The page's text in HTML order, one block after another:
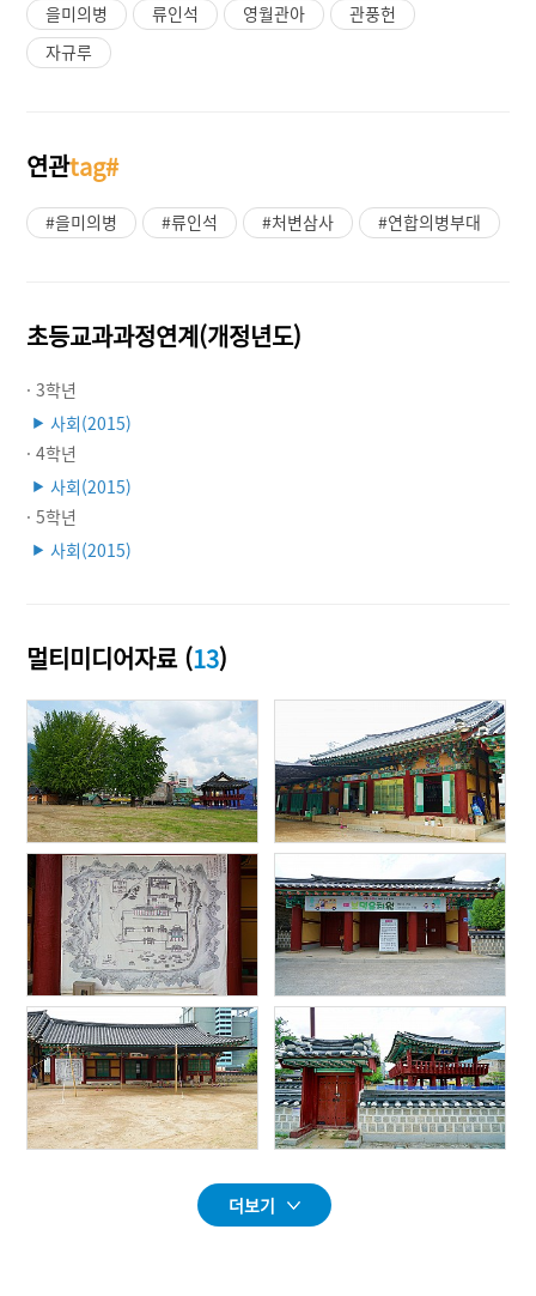
을미의병 류인석 영월관아
관풍헌
자규루
연관tag#
#을미의병 #류인석 #처변삼사 #연합의병부대
초등교과과정연계(개정년도)
· 3학년
▶ 사회(2015)
· 4학년
▶ 사회(2015)
· 5학년
▶ 사회(2015)
멀티미디어자료 (13)
더보기